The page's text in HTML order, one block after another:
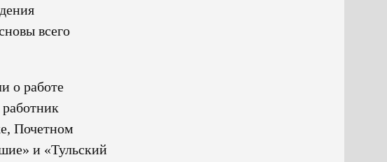
всего
о работе
Почетном
и «Тульский